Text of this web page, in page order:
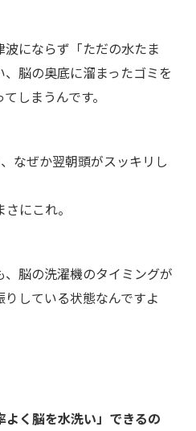
にならず「ただの水たま
脳の奥底に溜まったゴミを
しまうんです。
なぜか翌朝頭がスッキリし
にこれ。
脳の洗濯機のタイミングが
している状態なんですよ
よく脳を水洗い」できるの